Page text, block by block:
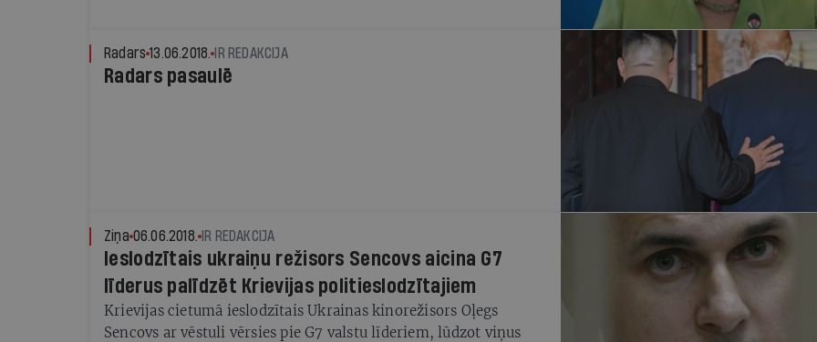
Radars 13.06.2018. IR REDAKCIJA
Radars pasaulē
Ziņa 06.06.2018. IR REDAKCIJA
Ieslodzītais ukraiņu režisors Sencovs aicina G7
līderus palīdzēt Krievijas politieslodzītajiem
Krievijas cietumā ieslodzītais Ukrainas kinorežisors Oļegs
Sencovs ar vēstuli vērsies pie G7 valstu līderiem, lūdzot viņus